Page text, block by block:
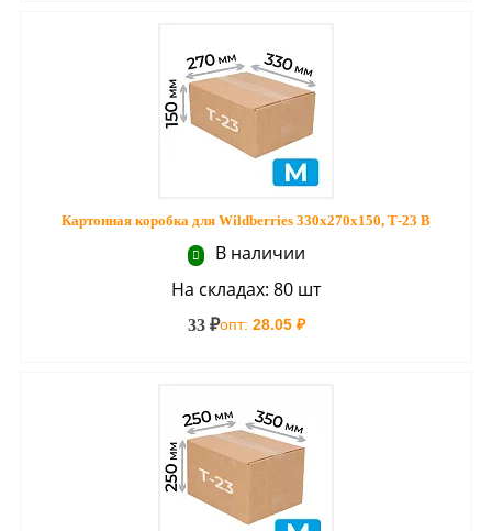
Картонная коробка для Wildberries 330х270х150, Т-23 В
В наличии
На складах: 80 шт
33 ₽опт: 28.05 ₽